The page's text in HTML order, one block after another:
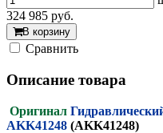
324 985 руб.
В корзину
Cравнить
Описание товара
Оригинал
AKK41248 (AKK41248)